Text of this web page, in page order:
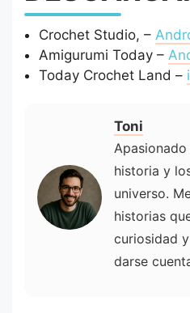
Crochet Studio, –
Amigurumi Today –
Today Crochet Land –
Toni
historia y
universo.
historias
curiosidad
darse